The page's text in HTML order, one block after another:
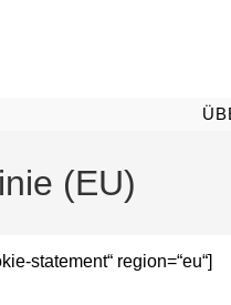
(EU)
statement“ region=“eu“]